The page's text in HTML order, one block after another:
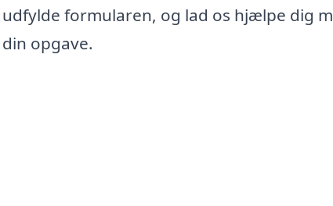
formularen, og lad os hjælpe dig
opgave.